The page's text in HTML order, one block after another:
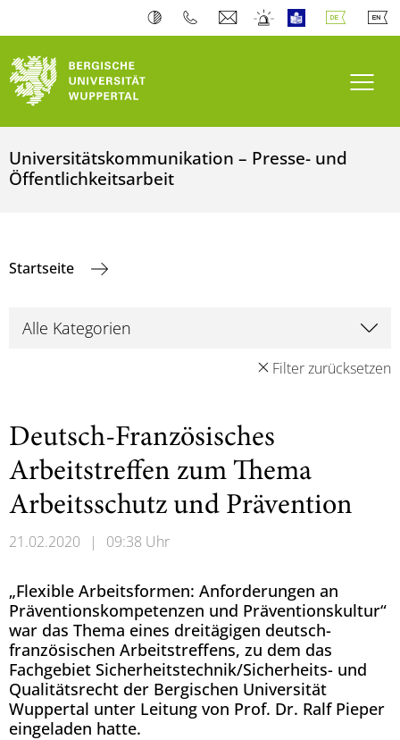
Universitätskommunikation – Presse- und
Öffentlichkeitsarbeit
Startseite
Filter zurücksetzen
Deutsch-Französisches
Arbeitstreffen zum Thema
Arbeitsschutz und Prävention
21.02.2020 | 09:38 Uhr
„Flexible Arbeitsformen: Anforderungen an
Präventionskompetenzen und Präventionskultur“
war das Thema eines dreitägigen deutsch-
französischen Arbeitstreffens, zu dem das
Fachgebiet Sicherheitstechnik/Sicherheits- und
Qualitätsrecht der Bergischen Universität
Wuppertal unter Leitung von Prof. Dr. Ralf Pieper
eingeladen hatte.